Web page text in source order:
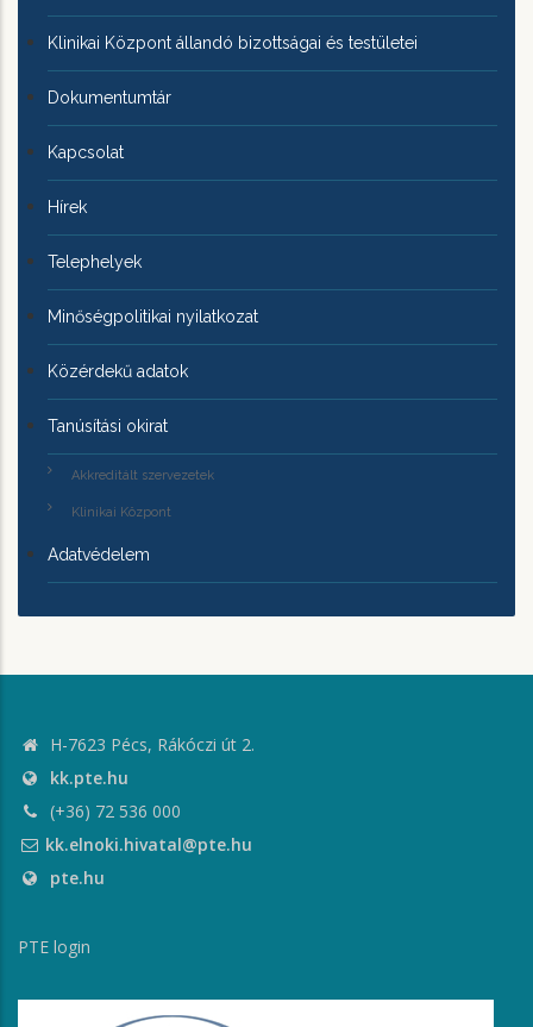
Klinikai Központ állandó bizottságai és testületei
Dokumentumtár
Kapcsolat
Hírek
Telephelyek
Minőségpolitikai nyilatkozat
Közérdekű adatok
Tanúsítási okirat
Akkreditált szervezetek
Klinikai Központ
Adatvédelem
H-7623 Pécs, Rákóczi út 2.
kk.pte.hu
(+36) 72 536 000
kk.elnoki.hivatal@pte.hu
pte.hu
PTE login